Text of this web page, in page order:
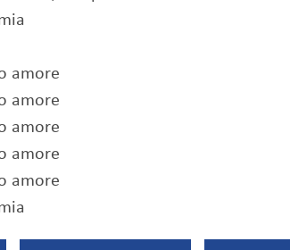
amore
amore
amore
amore
amore